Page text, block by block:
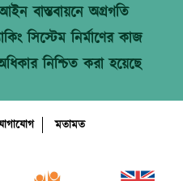
বাস্তবায়নে অগ্রগতি
সিস্টেম নির্মাণের কাজ
নিশ্চিত করা হয়েছে
মতামত